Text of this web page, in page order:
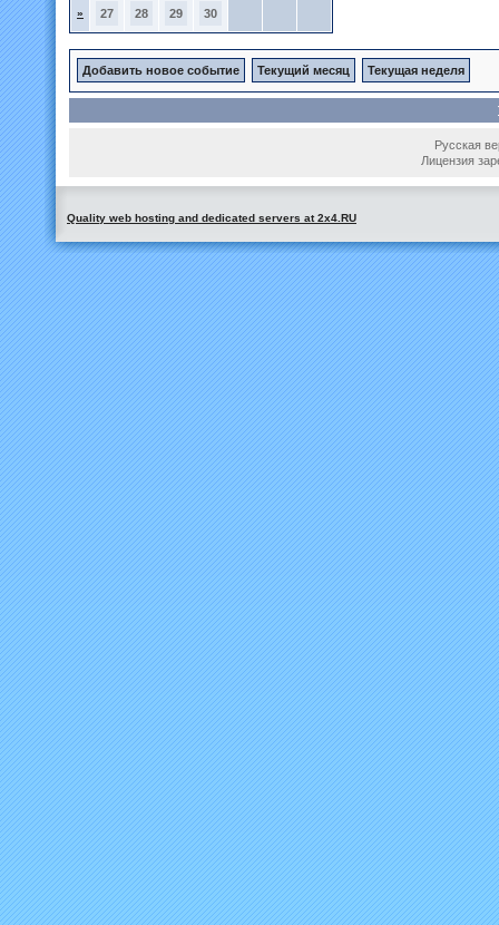
» 27 28 29 30
Добавить новое событие Текущий месяц Текущая неделя
Русская
Лицензия
Quality web hosting and dedicated servers at 2x4.RU